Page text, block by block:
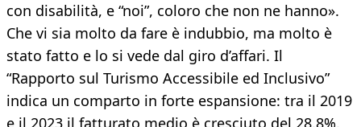
con disabilità, e “noi”, coloro che non ne hanno».
Che vi sia molto da fare è indubbio, ma molto è
stato fatto e lo si vede dal giro d’affari. Il
“Rapporto sul Turismo Accessibile ed Inclusivo”
indica un comparto in forte espansione: tra il 2019
e il 2023 il fatturato medio è cresciuto del 28,8%,